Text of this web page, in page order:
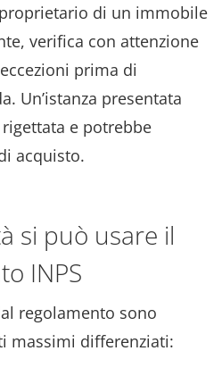
di un immobile
verifica con attenzione
prima di
Un’istanza presentata
e potrebbe
acquisto.
si può usare il
INPS
regolamento sono
massimi differenziati: